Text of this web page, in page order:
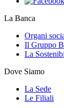
La Banca
Organi
Il Gruppo
La
Dove Siamo
La Sede
Le Filiali